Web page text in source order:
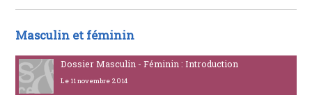
Masculin et féminin
Dossier Masculin - Féminin : Introduction
Le 11 novembre 2014